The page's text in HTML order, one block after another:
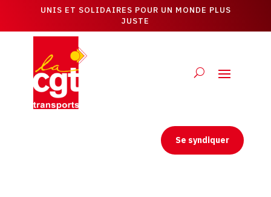
UNIS ET SOLIDAIRES POUR UN MONDE PLUS
JUSTE
Se syndiquer